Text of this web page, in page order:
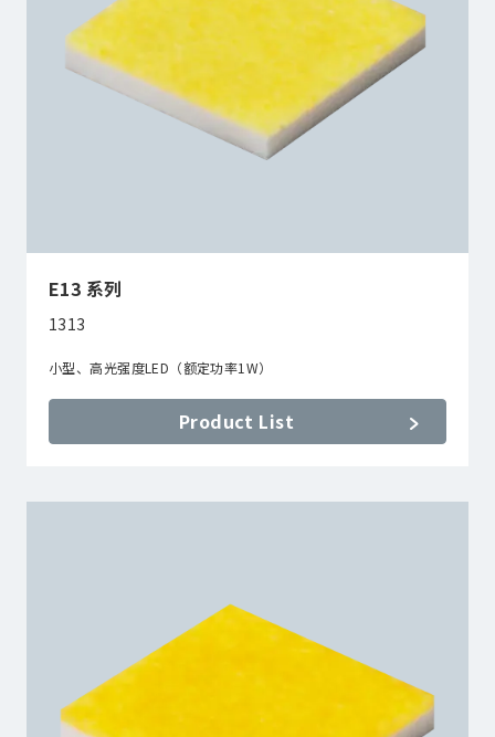
E13 系列
1313
小型、高光强度LED（额定功率1W）
Product List